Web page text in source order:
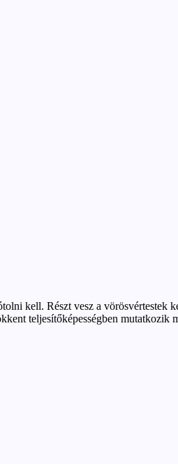
kell. Részt vesz a vörösvértestek
teljesítőképességben mutatkozik